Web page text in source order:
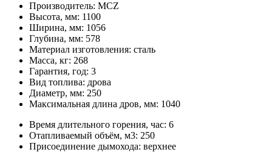
Производитель: MCZ
Высота, мм: 1100
Ширина, мм: 1056
Глубина, мм: 578
Материал изготовления: сталь
Масса, кг: 268
Гарантия, год: 3
Вид топлива: дрова
Диаметр, мм: 250
Максимальная длина дров, мм: 1040
Время длительного горения, час: 6
Отапливаемый объём, м3: 250
Присоединение дымохода: верхнее